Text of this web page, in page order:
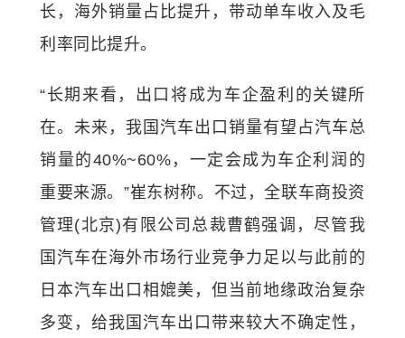
长，海外销量占比提升，带动单车收入及毛
利率同比提升。
“长期来看，出口将成为车企盈利的关键所
在。未来，我国汽车出口销量有望占汽车总
销量的40%~60%，一定会成为车企利润的
重要来源。”崔东树称。不过，全联车商投资
管理(北京)有限公司总裁曹鹤强调，尽管我
国汽车在海外市场行业竞争力足以与此前的
日本汽车出口相媲美，但当前地缘政治复杂
多变，给我国汽车出口带来较大不确定性，